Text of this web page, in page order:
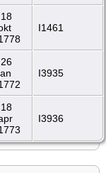
18
I1461
26
I3935
18
I3936